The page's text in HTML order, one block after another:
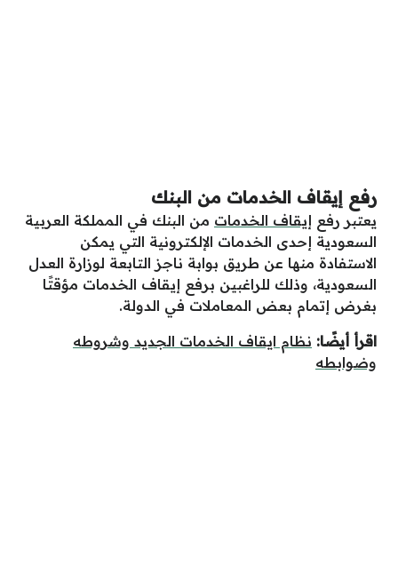
رفع إيقاف الخدمات من البنك
يعتبر رفع إيقاف الخدمات من البنك في المملكة العربية
السعودية إحدى الخدمات الإلكترونية التي يمكن
الاستفادة منها عن طريق بوابة ناجز التابعة لوزارة العدل
السعودية، وذلك للراغبين برفع إيقاف الخدمات مؤقتًا
بغرض إتمام بعض المعاملات في الدولة.
اقرأ أيضًا: نظام ايقاف الخدمات الجديد وشروطه
وضوابطه